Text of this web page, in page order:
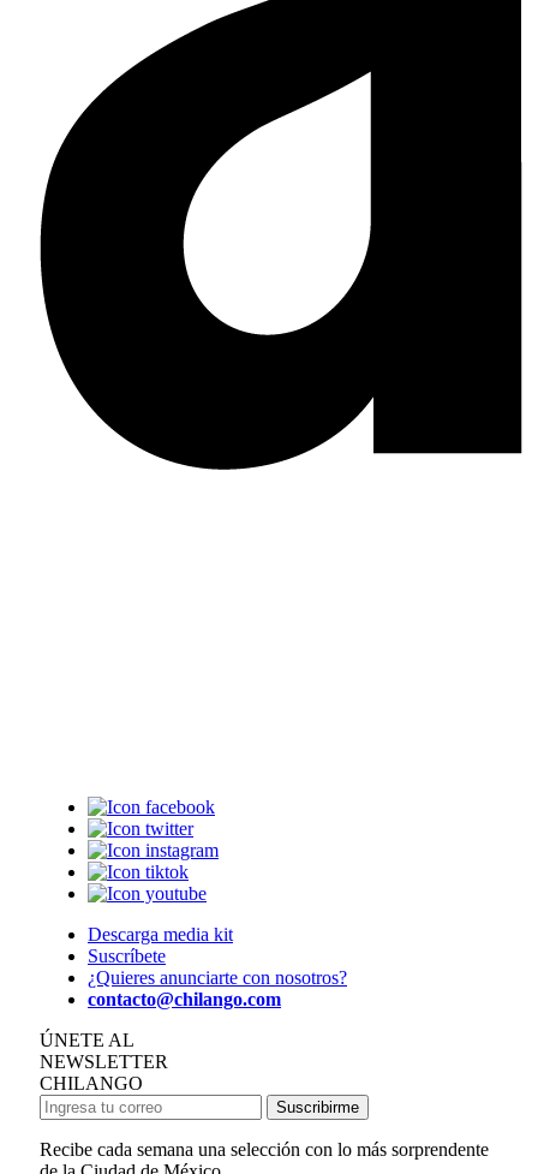
Descarga media kit
Suscríbete
¿Quieres anunciarte con nosotros?
contacto@chilango.com
ÚNETE AL
NEWSLETTER
CHILANGO
Suscribirme
Recibe cada semana una selección con lo más sorprendente